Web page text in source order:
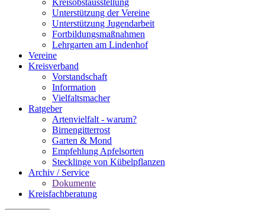
Kreisobstausstellung
Unterstützung der Vereine
Unterstützung Jugendarbeit
Fortbildungsmaßnahmen
Lehrgarten am Lindenhof
Vereine
Kreisverband
Vorstandschaft
Information
Vielfaltsmacher
Ratgeber
Artenvielfalt - warum?
Birnengitterrost
Garten & Mond
Empfehlung Apfelsorten
Stecklinge von Kübelpflanzen
Archiv / Service
Dokumente
Kreisfachberatung